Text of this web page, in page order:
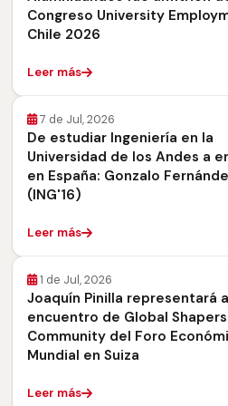
Congreso University
Chile 2026
Leer más
7 de Jul, 2026
De estudiar Ingeniería en la
Universidad de los Andes a
en España: Gonzalo
(ING'16)
Leer más
1 de Jul, 2026
Joaquín Pinilla representará
encuentro de Global Shapers
Community del Foro
Mundial en Suiza
Leer más